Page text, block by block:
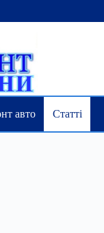
авто Статті